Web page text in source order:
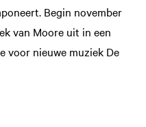
Begin november
van Moore uit in een
voor nieuwe muziek De